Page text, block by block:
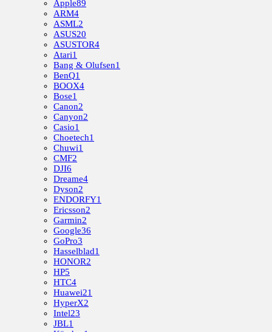
Apple89
ARM4
ASML2
ASUS20
ASUSTOR4
Atari1
Bang & Olufsen1
BenQ1
BOOX4
Bose1
Canon2
Canyon2
Casio1
Choetech1
Chuwi1
CMF2
DJI6
Dreame4
Dyson2
ENDORFY1
Ericsson2
Garmin2
Google36
GoPro3
Hasselblad1
HONOR2
HP5
HTC4
Huawei21
HyperX2
Intel23
JBL1